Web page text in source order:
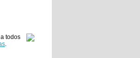
todos
.